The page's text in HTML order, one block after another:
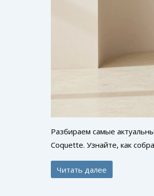
Разбираем самые
Coquette. Узнайте, как
Читать далее